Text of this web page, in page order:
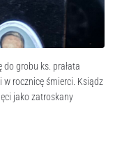
grobu ks. prałata
w rocznicę śmierci. Ksiądz
jako zatroskany